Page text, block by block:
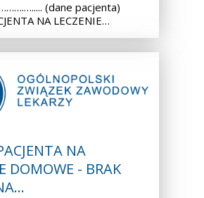
(dane pacjenta)
NA LECZENIE…
NA
DOMOWE - BRAK